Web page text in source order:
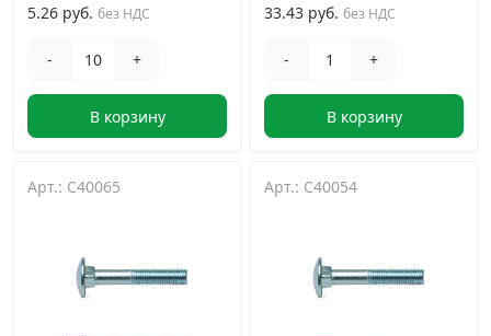
5.26 руб. без НДС
- +
В корзину
33.43 руб. без НДС
- +
В корзину
Арт.: C40065 Арт.: C40054